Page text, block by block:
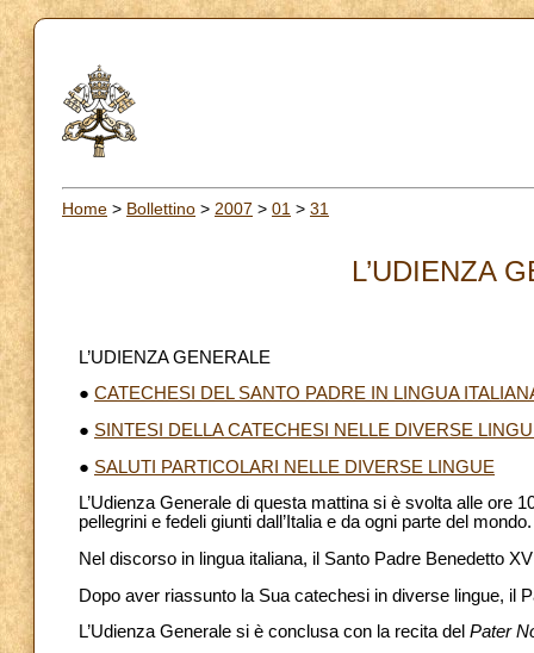
Home > Bollettino > 2007 > 01 > 31
L’UDIENZA
L’UDIENZA GENERALE
● CATECHESI DEL SANTO PADRE IN LINGUA
● SINTESI DELLA CATECHESI NELLE DIVERSE
● SALUTI PARTICOLARI NELLE DIVERSE LINGUE
L’Udienza Generale di questa mattina si è svolta alle ore
pellegrini e fedeli giunti dall’Italia e da ogni parte del mondo.
Nel discorso in lingua italiana, il Santo Padre Benedetto
Dopo aver riassunto la Sua catechesi in diverse lingue, il
L’Udienza Generale si è conclusa con la recita del Pater